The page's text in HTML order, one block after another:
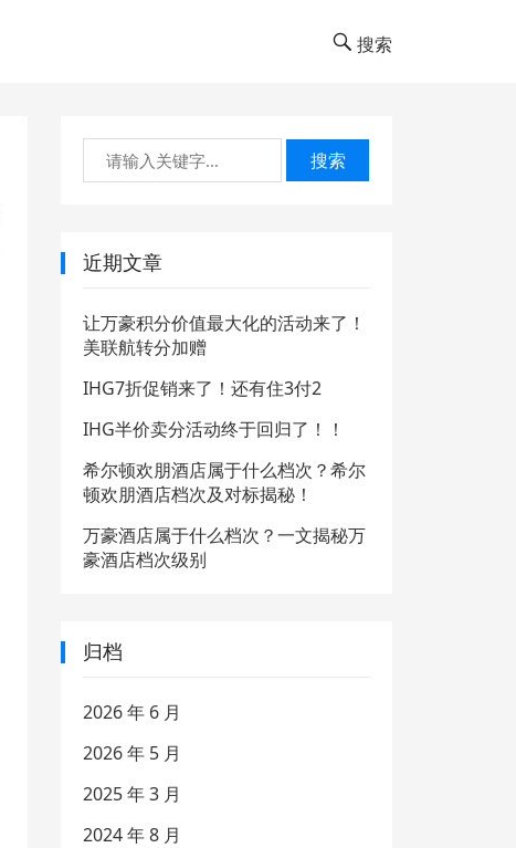
搜索
搜索
近期文章
让万豪积分价值最大化的活动来了！
美联航转分加赠
IHG7折促销来了！还有住3付2
IHG半价卖分活动终于回归了！！
希尔顿欢朋酒店属于什么档次？希尔
顿欢朋酒店档次及对标揭秘！
万豪酒店属于什么档次？一文揭秘万
豪酒店档次级别
归档
2026 年 6 月
2026 年 5 月
2025 年 3 月
2024 年 8 月